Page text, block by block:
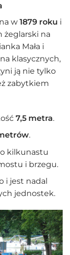
w 1879 roku i
żeglarski na
Mała i
klasycznych,
ją nie tylko
zabytkiem
7,5 metra.
.
kilkunastu
i brzegu.
i jest nadal
jednostek.